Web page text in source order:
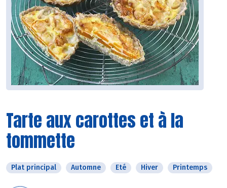
Tarte aux carottes et à la
tommette
Plat principal Automne Eté Hiver Printemps